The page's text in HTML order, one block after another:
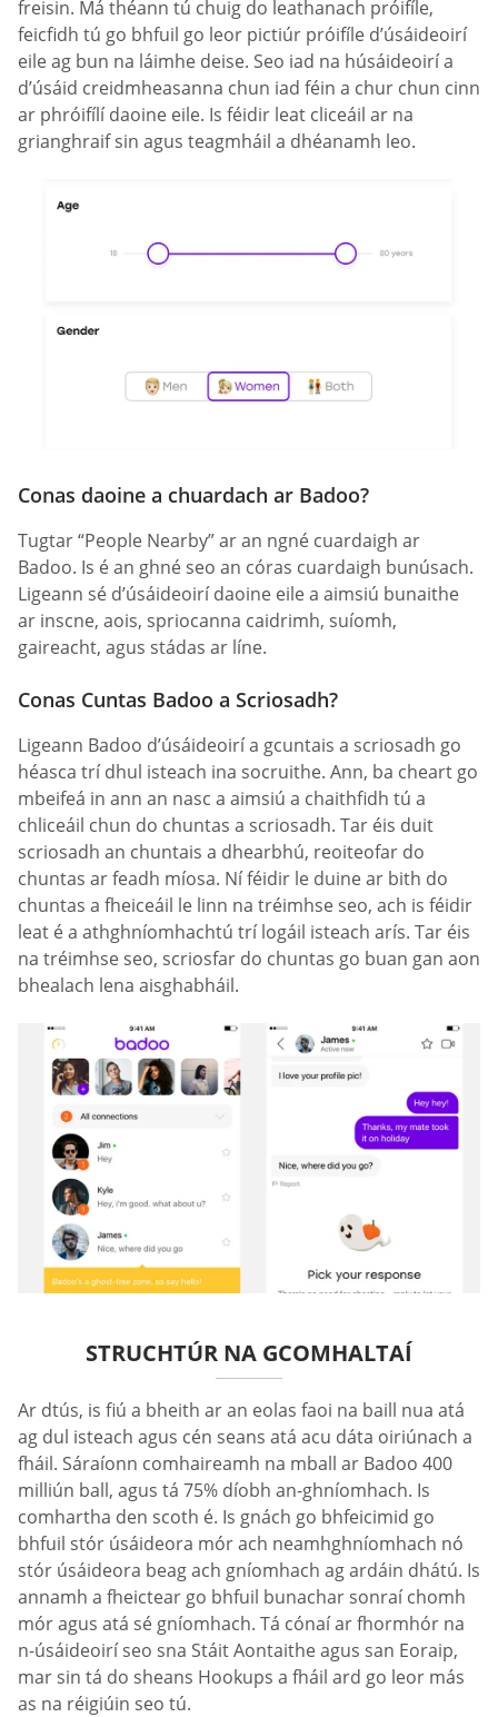
freisin. Má théann tú chuig do leathanach próifíle,
feicfidh tú go bhfuil go leor pictiúr próifíle d’úsáideoirí
eile ag bun na láimhe deise. Seo iad na húsáideoirí a
d’úsáid creidmheasanna chun iad féin a chur chun cinn
ar phróifílí daoine eile. Is féidir leat cliceáil ar na
grianghraif sin agus teagmháil a dhéanamh leo.
Conas daoine a chuardach ar Badoo?
Tugtar “People Nearby” ar an ngné cuardaigh ar
Badoo. Is é an ghné seo an córas cuardaigh bunúsach.
Ligeann sé d’úsáideoirí daoine eile a aimsiú bunaithe
ar inscne, aois, spriocanna caidrimh, suíomh,
gaireacht, agus stádas ar líne.
Conas Cuntas Badoo a Scriosadh?
Ligeann Badoo d’úsáideoirí a gcuntais a scriosadh go
héasca trí dhul isteach ina socruithe. Ann, ba cheart go
mbeifeá in ann an nasc a aimsiú a chaithfidh tú a
chliceáil chun do chuntas a scriosadh. Tar éis duit
scriosadh an chuntais a dhearbhú, reoiteofar do
chuntas ar feadh míosa. Ní féidir le duine ar bith do
chuntas a fheiceáil le linn na tréimhse seo, ach is féidir
leat é a athghníomhachtú trí logáil isteach arís. Tar éis
na tréimhse seo, scriosfar do chuntas go buan gan aon
bhealach lena aisghabháil.
STRUCHTÚR NA GCOMHALTAÍ
Ar dtús, is fiú a bheith ar an eolas faoi na baill nua atá
ag dul isteach agus cén seans atá acu dáta oiriúnach a
fháil. Sáraíonn comhaireamh na mball ar Badoo 400
milliún ball, agus tá 75% díobh an-ghníomhach. Is
comhartha den scoth é. Is gnách go bhfeicimid go
bhfuil stór úsáideora mór ach neamhghníomhach nó
stór úsáideora beag ach gníomhach ag ardáin dhátú. Is
annamh a fheictear go bhfuil bunachar sonraí chomh
mór agus atá sé gníomhach. Tá cónaí ar fhormhór na
n-úsáideoirí seo sna Stáit Aontaithe agus san Eoraip,
mar sin tá do sheans Hookups a fháil ard go leor más
as na réigiúin seo tú.